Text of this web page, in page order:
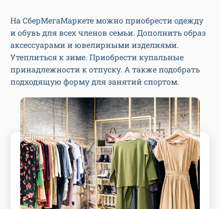
На СберМегаМаркете можно приобрести одежду
и обувь для всех членов семьи. Дополнить образ
аксессуарами и ювелирными изделиями.
Утеплиться к зиме. Приобрести купальные
принадлежности к отпуску. А также подобрать
подходящую форму для занятий спортом.